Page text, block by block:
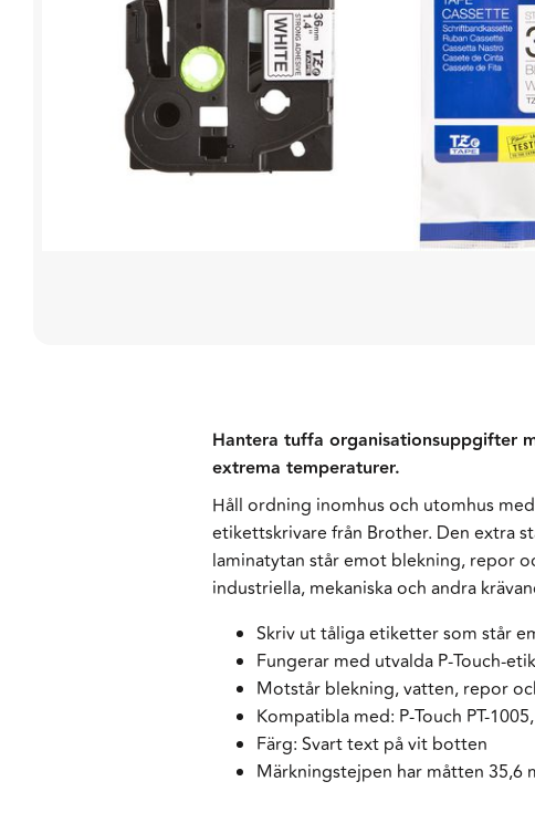
Hantera tuffa organisationsuppgifter
extrema temperaturer.
Håll ordning inomhus och utomhus
etikettskrivare från Brother. Den extra
laminatytan står emot blekning, repor
industriella, mekaniska och andra
Skriv ut tåliga etiketter som står
Fungerar med utvalda P-Touch-
Motstår blekning, vatten, repor
Kompatibla med: P-Touch PT-
Färg: Svart text på vit botten
Märkningstejpen har måtten 35,6